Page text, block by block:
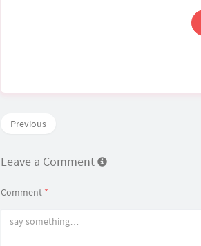
Previous
Leave a Comment
Comment *